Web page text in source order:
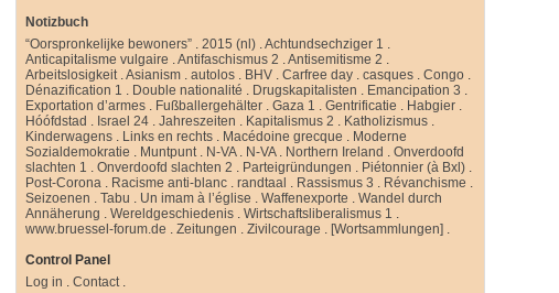
Notizbuch
“Oorspronkelijke bewoners” .2015 (nl) .Achtundsechziger 1 .
Anticapitalisme vulgaire .Antifaschismus 2 .Antisemitisme 2 .
Arbeitslosigkeit.Asianism .autolos . BHV .Carfree day .casques .Congo .
Dénazification 1 . Double nationalité . Drugskapitalisten . Emancipation 3 .
Exportation d’armes . Fußballergehälter .Gaza 1 .Gentrificatie . Habgier .
Hóófdstad . Israel 24 .Jahreszeiten . Kapitalismus 2 . Katholizismus .
Kinderwagens . Links en rechts . Macédoine grecque . Moderne
Sozialdemokratie . Muntpunt. N-VA. N-VA. Northern Ireland .Onverdoofd
slachten 1 .Onverdoofd slachten 2 . Parteigründungen . Piétonnier (à Bxl) .
Post-Corona . Racisme anti-blanc .randtaal . Rassismus 3 . Révanchisme .
Seizoenen .Tabu . Un imam à l’église .Waffenexporte .Wandel durch
Annäherung .Wereldgeschiedenis .Wirtschaftsliberalismus 1 .
www.bruessel-forum.de .Zeitungen .Zivilcourage . [Wortsammlungen] .
Control Panel
Log in .Contact.